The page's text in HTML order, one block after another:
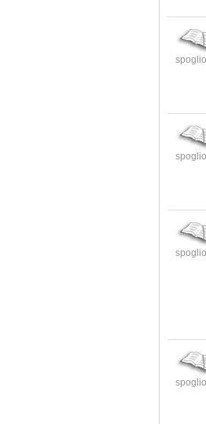
spoglio
spoglio
spoglio
spoglio